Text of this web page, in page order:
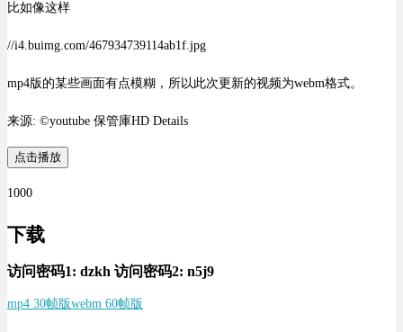
比如像这样
//i4.buimg.com/467934739114ab1f.jpg
mp4版的某些画面有点模糊，所以此次更新的视频为webm格式。
来源: ©youtube 保管庫HD Details
点击播放
1000
下载
访问密码1: dzkh 访问密码2: n5j9
mp4 30帧版webm 60帧版